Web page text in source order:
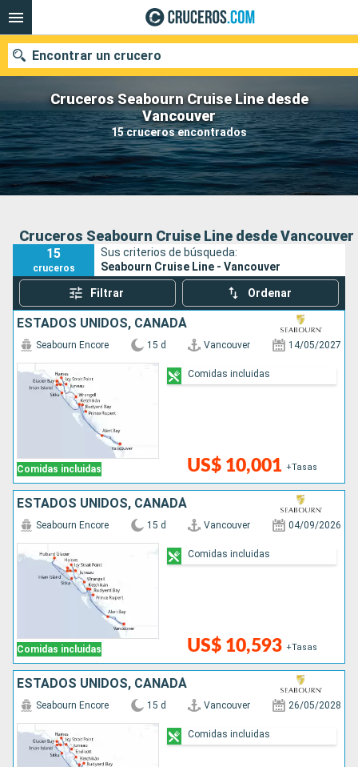
Cruceros Seabourn Cruise Line desde
Vancouver
15 cruceros encontrados
Encontrar un crucero
Nuestros destinos
Fecha de salida
Buscar
Cruceros Seabourn Cruise Line desde Vancouver
15
cruceros
Sus criterios de búsqueda:
Seabourn Cruise Line - Vancouver
Filtrar Ordenar
ESTADOS UNIDOS, CANADÁ
Comidas incluidas
Seabourn Encore 15 d Vancouver 14/05/2027
US$ 10,001 +Tasas
Comidas incluidas
ESTADOS UNIDOS, CANADÁ
Comidas incluidas
Seabourn Encore 15 d Vancouver 04/09/2026
US$ 10,593 +Tasas
Comidas incluidas
ESTADOS UNIDOS, CANADÁ
Seabourn Encore 15 d Vancouver 26/05/2028
Comidas incluidas